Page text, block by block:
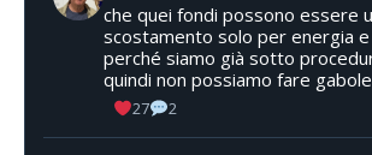
che quei fondi possono essere
scostamento solo per energia e
perché siamo già sotto
quindi non possiamo fare
27 2